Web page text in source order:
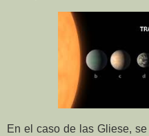
En el caso de las Gliese,